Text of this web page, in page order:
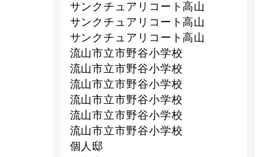
サンクチュアリコート高山
サンクチュアリコート高山
サンクチュアリコート高山
流山市立市野谷小学校
流山市立市野谷小学校
流山市立市野谷小学校
流山市立市野谷小学校
流山市立市野谷小学校
流山市立市野谷小学校
個人邸